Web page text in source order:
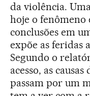
da violência.
hoje o fenômeno
conclusões em
expõe as feridas
Segundo o
acesso, as
passam por um